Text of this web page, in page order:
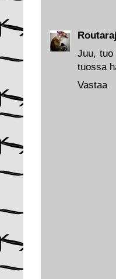
Juu,
tuossa
Vastaa